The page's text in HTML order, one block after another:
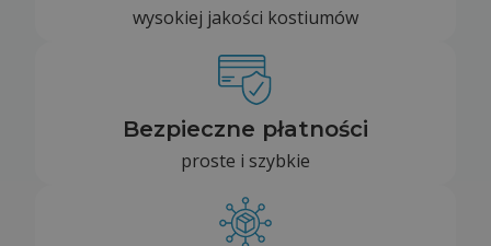
wysokiej jakości kostiumów
Bezpieczne płatności
proste i szybkie